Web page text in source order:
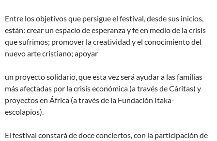
Entre los objetivos que persigue el festival, desde sus inicios,
están: crear un espacio de esperanza y fe en medio de la crisis
que sufrimos; promover la creatividad y el conocimiento del
nuevo arte cristiano; apoyar
un proyecto solidario, que esta vez será ayudar a las familias
más afectadas por la crisis económica (a través de Cáritas) y
proyectos en África (a través de la Fundación Itaka-
escolapios).
El festival constará de doce conciertos, con la participación de